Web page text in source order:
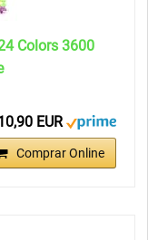
Colors 3600
EUR
Comprar Online